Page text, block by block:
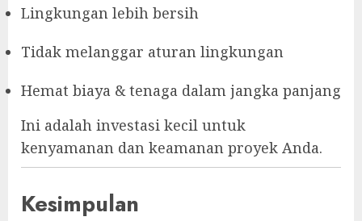
Lingkungan lebih bersih
Tidak melanggar aturan lingkungan
Hemat biaya & tenaga dalam jangka panjang
Ini adalah investasi kecil untuk
kenyamanan dan keamanan proyek Anda.
Kesimpulan